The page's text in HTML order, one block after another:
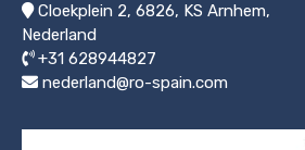
Cloekplein 2, 6826, KS Arnhem,
Nederland
+31 628944827
nederland@ro-spain.com